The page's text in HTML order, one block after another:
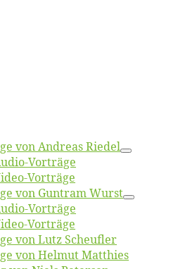
von An­dre­as Riedel
Vor­trä­ge
Vor­trä­ge
von Gun­tram Wurst
Vor­trä­ge
Vor­trä­ge
von Lutz Scheufler
von Hel­mut Matthies